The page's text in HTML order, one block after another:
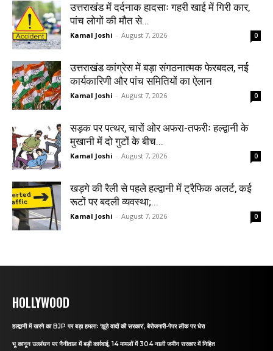
उत्तराखंड में दर्दनाक हादसाः गहरी खाई में गिरी कार,
पांच लोगों की मौत से...
Kamal Joshi - August 7, 2026 0
उत्तराखंड कांग्रेस में बड़ा संगठनात्मक फेरबदल, नई
कार्यकारिणी और पांच समितियों का ऐलान
Kamal Joshi - August 7, 2026 0
सड़क पर पत्थर, चारों ओर अफरा-तफरीः हल्द्वानी के
मुखानी में दो गुटों के बीच...
Kamal Joshi - August 7, 2026 0
खड़गे की रैली से पहले हल्द्वानी में ट्रैफिक अलर्ट, कई
रूटों पर बदली व्यवस्था;...
Kamal Joshi - August 7, 2026 0
HOLLYWOOD
हल्द्वानी में खरगे का BJP पर बड़ा हमलाः ‘झूठे वादों की सरकार’, बेरोजगारी-पेपर लीक पर घेरा
भू कानून उल्लंघन पर नैनीताल में बड़ी कार्रवाई, 14 मामलों में 304 नाली जमीन सरकार में निहित